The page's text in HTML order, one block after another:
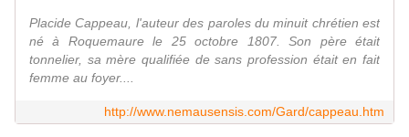
Placide Cappeau, l'auteur des paroles du minuit chrétien est
né à Roquemaure le 25 octobre 1807. Son père était
tonnelier, sa mère qualifiée de sans profession était en fait
femme au foyer....
http://www.nemausensis.com/Gard/cappeau.htm